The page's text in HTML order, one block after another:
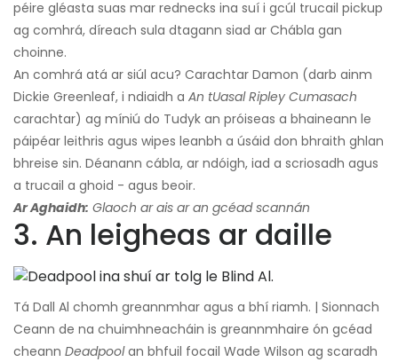
péire gléasta suas mar rednecks ina suí i gcúl trucail pickup
ag comhrá, díreach sula dtagann siad ar Chábla gan
choinne.
An comhrá atá ar siúl acu? Carachtar Damon (darb ainm
Dickie Greenleaf, i ndiaidh a An tUasal Ripley Cumasach
carachtar) ag míniú do Tudyk an próiseas a bhaineann le
páipéar leithris agus wipes leanbh a úsáid don bhraith ghlan
bhreise sin. Déanann cábla, ar ndóigh, iad a scriosadh agus
a trucail a ghoid - agus beoir.
Ar Aghaidh: Glaoch ar ais ar an gcéad scannán
3. An leigheas ar daille
Tá Dall Al chomh greannmhar agus a bhí riamh. | Sionnach
Ceann de na chuimhneacháin is greannmhaire ón gcéad
cheann Deadpoolan bhfuil focail Wade Wilson ag scaradh